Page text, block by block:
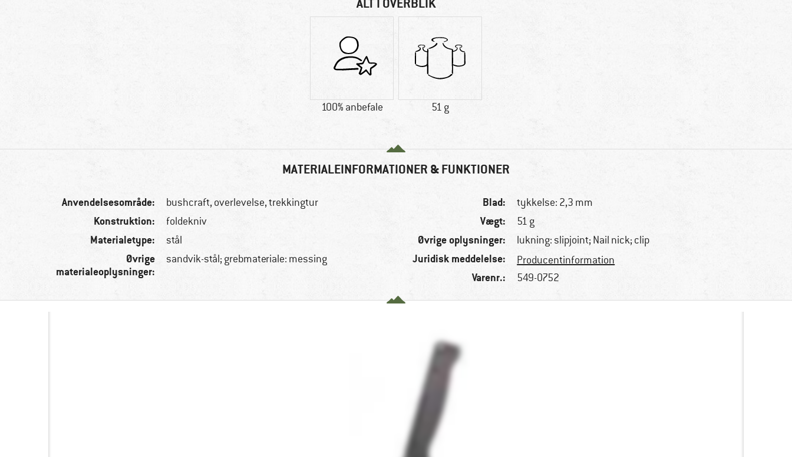
ALT I OVERBLIK
100% anbefale 51 g
MATERIALEINFORMATIONER & FUNKTIONER
Anvendelsesområde: bushcraft, overlevelse, trekkingtur
Konstruktion: foldekniv
Materialetype: stål
Øvrige
materialeoplysninger:
sandvik-stål; grebmateriale: messing
Blad: tykkelse: 2,3 mm
Vægt: 51 g
Øvrige oplysninger: lukning: slipjoint; Nail nick; clip
Juridisk meddelelse: Producentinformation
Varenr.: 549-0752